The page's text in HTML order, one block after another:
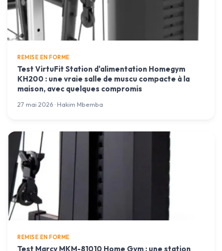
REMISE EN FORME
Test VirtuFit Station d'alimentation Homegym
KH200 : une vraie salle de muscu compacte à la
maison, avec quelques compromis
27 mai 2026 · Hakim Mbemba
REMISE EN FORME
Test Marcy MKM-81010 Home Gym : une station